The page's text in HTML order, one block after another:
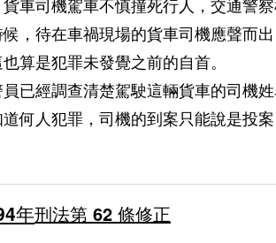
，待在車禍現場的貨車司機應聲而
算是犯罪未發覺之前的自首。
已經調查清楚駕駛這輛貨車的司機
何人犯罪，司機的到案只能說是投案
年刑法第 62 條修正